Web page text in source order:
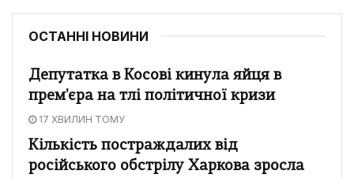
ОСТАННІ НОВИНИ
Депутатка в Косові кинула яйця в
прем'єра на тлі політичної кризи
17 ХВИЛИН ТОМУ
Кількість постраждалих від
російського обстрілу Харкова зросла